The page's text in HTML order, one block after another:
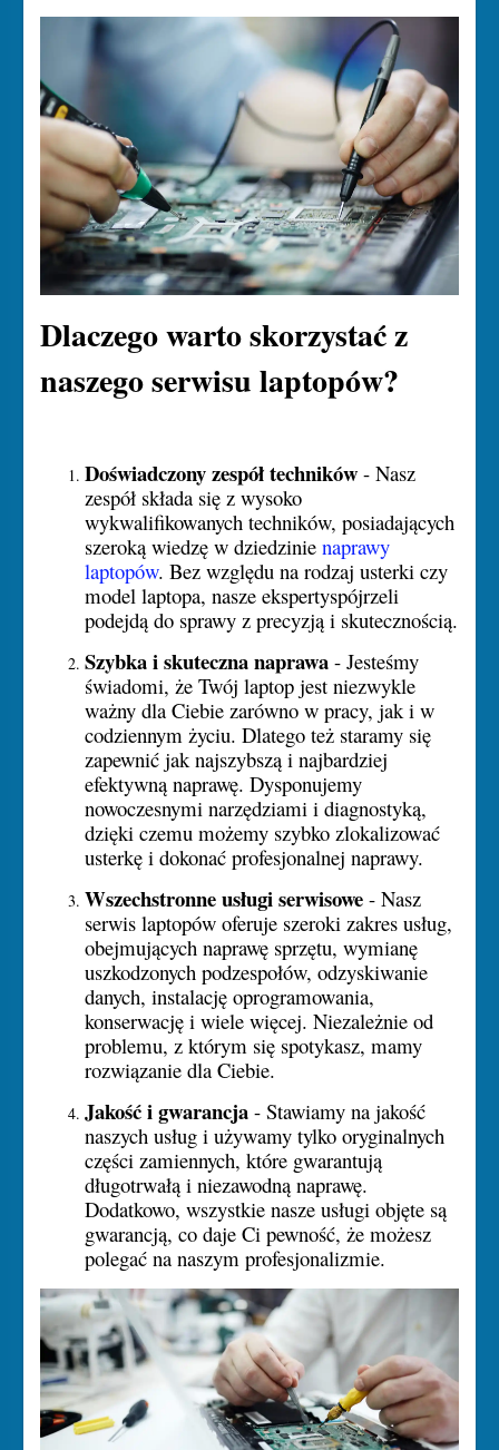
Dlaczego warto skorzystać z
naszego serwisu laptopów?
Doświadczony zespół techników - Nasz
zespół składa się z wysoko
wykwalifikowanych techników, posiadających
szeroką wiedzę w dziedzinienaprawy
laptopów. Bez względu na rodzaj usterki czy
model laptopa, nasze ekspertyspójrzeli
podejdą do sprawy z precyzją i skutecznością.
Szybka i skuteczna naprawa - Jesteśmy
świadomi, że Twój laptop jest niezwykle
ważny dla Ciebie zarówno w pracy, jak i w
codziennym życiu. Dlatego też staramy się
zapewnić jak najszybszą i najbardziej
efektywną naprawę. Dysponujemy
nowoczesnymi narzędziami i diagnostyką,
dzięki czemu możemy szybko zlokalizować
usterkę i dokonać profesjonalnej naprawy.
Wszechstronne usługi serwisowe - Nasz
serwis laptopów oferuje szeroki zakres usług,
obejmujących naprawę sprzętu, wymianę
uszkodzonych podzespołów, odzyskiwanie
danych, instalację oprogramowania,
konserwację i wiele więcej. Niezależnie od
problemu, z którym się spotykasz, mamy
rozwiązanie dla Ciebie.
Jakość i gwarancja - Stawiamy na jakość
naszych usług i używamy tylko oryginalnych
części zamiennych, które gwarantują
długotrwałą i niezawodną naprawę.
Dodatkowo, wszystkie nasze usługi objęte są
gwarancją, co daje Ci pewność, że możesz
polegać na naszym profesjonalizmie.